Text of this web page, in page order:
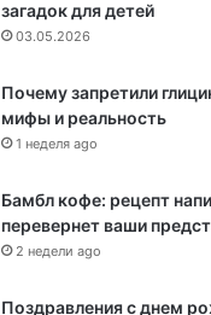
загадок для детей
03.05.2026
Почему запретили
мифы и реальность
1 неделя ago
Бамбл кофе: рецепт
перевернет ваши
2 недели ago
Поздравления с днем